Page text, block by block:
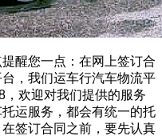
醒您一点：在网上签订合
，我们运车行汽车物流平
欢迎对我们提供的服务
运服务，都会有统一的托
签订合同之前，要先认真